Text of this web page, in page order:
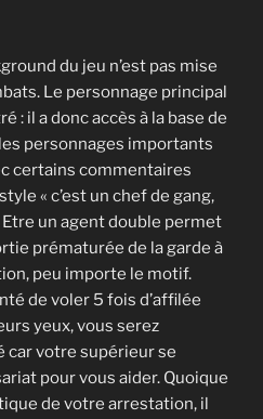
du jeu n’est pas mise
Le personnage principal
: il a donc accès à la base de
personnages importants
certains commentaires
« c’est un chef de gang,
Etre un agent double permet
prématurée de la garde à
peu importe le motif.
de voler 5 fois d’affilée
yeux, vous serez
votre supérieur se
pour vous aider. Quoique
de votre arrestation, il